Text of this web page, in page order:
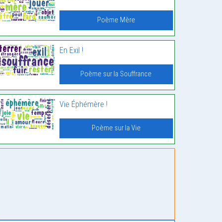
Poème Mère
En Exil !
Poème sur la Souffrance
Vie Éphémère !
Poème sur la Vie